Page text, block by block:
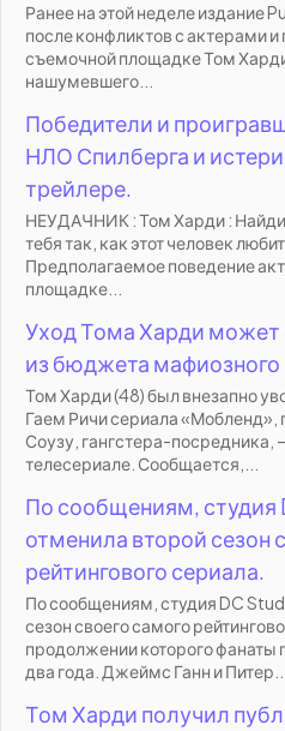
Ранее на этой неделе издание
после конфликтов с актерами
съемочной площадке Том
нашумевшего...
Победители и
НЛО Спилберга и
трейлере.
НЕУДАЧНИК : Том Харди : Найди
тебя так, как этот человек
Предполагаемое поведение
площадке...
Уход Тома Харди может
из бюджета
Том Харди (48) был внезапно
Гаем Ричи сериала «Мобленд»,
Соузу, гангстера-посредника,
телесериале. Сообщается,...
По сообщениям, студия
отменила второй сезон
рейтингового сериала.
По сообщениям, студия DC
сезон своего самого
продолжении которого фанаты
два года. Джеймс Ганн и Питер...
Том Харди получил